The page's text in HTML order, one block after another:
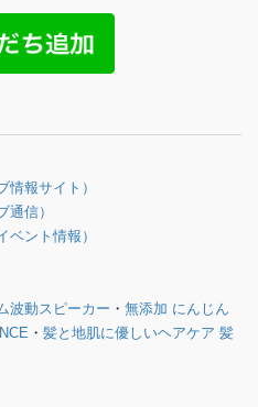
報サイト）
信）
ント情報）
波動スピーカー ・ 無添加 にんじん
・ 髪と地肌に優しいヘアケア 髪